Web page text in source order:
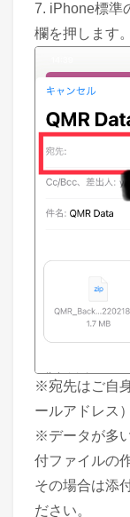
7. iPhone標準
欄を押します。
※宛先はご自
ールアドレス
※データが多
付ファイルの
その場合は添
ださい。